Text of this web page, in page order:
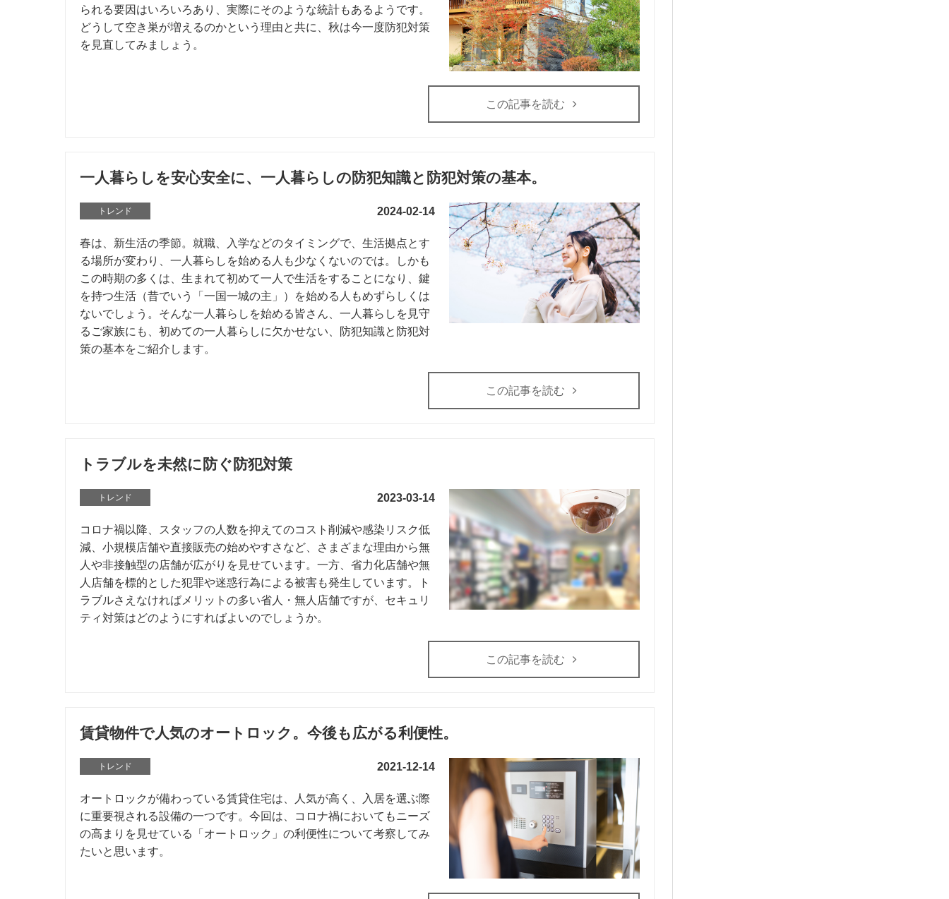
られる要因はいろいろあり、実際にそのような統計もあるようです。
どうして空き巣が増えるのかという理由と共に、秋は今一度防犯対策
を見直してみましょう。
この記事を読む
一人暮らしを安心安全に、一人暮らしの防犯知識と防犯対策の基本。
トレンド 2024-02-14
春は、新生活の季節。就職、入学などのタイミングで、生活拠点とす
る場所が変わり、一人暮らしを始める人も少なくないのでは。しかも
この時期の多くは、生まれて初めて一人で生活をすることになり、鍵
を持つ生活（昔でいう「一国一城の主」）を始める人もめずらしくは
ないでしょう。そんな一人暮らしを始める皆さん、一人暮らしを見守
るご家族にも、初めての一人暮らしに欠かせない、防犯知識と防犯対
策の基本をご紹介します。
この記事を読む
トラブルを未然に防ぐ防犯対策
トレンド 2023-03-14
コロナ禍以降、スタッフの人数を抑えてのコスト削減や感染リスク低
減、小規模店舗や直接販売の始めやすさなど、さまざまな理由から無
人や非接触型の店舗が広がりを見せています。一方、省力化店舗や無
人店舗を標的とした犯罪や迷惑行為による被害も発生しています。ト
ラブルさえなければメリットの多い省人・無人店舗ですが、セキュリ
ティ対策はどのようにすればよいのでしょうか。
この記事を読む
賃貸物件で人気のオートロック。今後も広がる利便性。
トレンド 2021-12-14
オートロックが備わっている賃貸住宅は、人気が高く、入居を選ぶ際
に重要視される設備の一つです。今回は、コロナ禍においてもニーズ
の高まりを見せている「オートロック」の利便性について考察してみ
たいと思います。